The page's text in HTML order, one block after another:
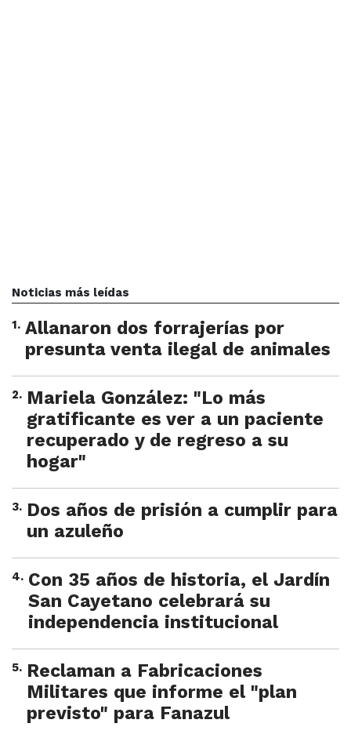
Noticias más leídas
1. Allanaron dos forrajerías por
presunta venta ilegal de animales
2. Mariela González: "Lo más
gratificante es ver a un paciente
recuperado y de regreso a su
hogar"
3. Dos años de prisión a cumplir para
un azuleño
4. Con 35 años de historia, el Jardín
San Cayetano celebrará su
independencia institucional
5. Reclaman a Fabricaciones
Militares que informe el "plan
previsto" para Fanazul